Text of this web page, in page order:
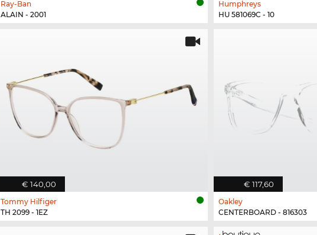
Ray-Ban
ALAIN - 2001
Humphreys
HU 581069C - 10
€ 140,00
Tommy Hilfiger
TH 2099 - 1EZ
€ 117,60
Oakley
CENTERBOARD - 816303